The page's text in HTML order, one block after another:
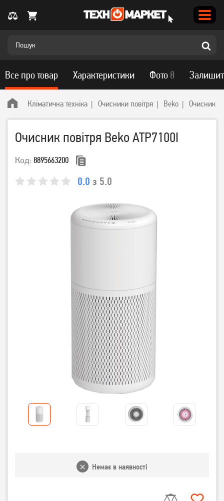
Кліматична техніка Очисники повітря Beko Очисник
Очисник повітря Beko ATP7100I
Код: 8895663200
0.0 з 5.0
Все про товар Характеристики Фото 8
Немає в наявності